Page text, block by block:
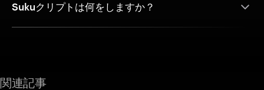
Sukuクリプトは何をしますか？
関連記事